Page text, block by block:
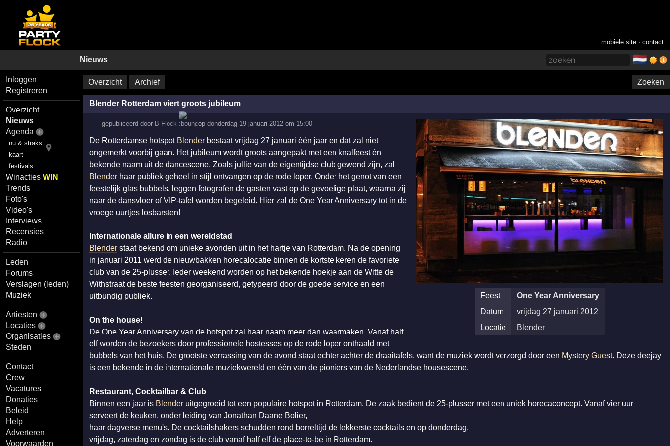
mobiele site ·contact
Nieuws 🇳🇱
Inloggen
Registreren
Overzicht
Nieuws
Agenda
nu & straks
kaart
festivals
WinactiesWIN
Trends
Foto's
Video's
Interviews
Recensies
Radio
Leden
Forums
Verslagen (leden)
Muziek
Artiesten
Locaties
Organisaties
Steden
Contact
Crew
Vacatures
Donaties
Beleid
Help
Adverteren
Voorwaarden
Overzicht Archief Zoeken
Blender Rotterdam viert groots jubileum
gepubliceerd door B-Flock , opdonderdag 19 januari 2012 om 15:00
Feest
One Year Anniversary
Datum
vrijdag 27 januari 2012
Locatie
Blender
De Rotterdamse hotspot Blenderbestaat vrijdag 27 januari één jaar en dat zal niet
ongemerkt voorbij gaan. Het jubileum wordt groots aangepakt met een knalfeest én
bekende naam uit de dancescene. Zoals jullie van de eigentijdse club gewend zijn, zal
Blenderhaar publiek geheel in stijl ontvangen op de rode loper. Onder het genot van een
feestelijk glas bubbels, leggen fotografen de gasten vast op de gevoelige plaat, waarna zij
naar de dansvloer of VIP-tafel worden begeleid. Hier zal de One Year Anniversary tot in de
vroege uurtjes losbarsten!
Internationale allure in een wereldstad
Blenderstaat bekend om unieke avonden uit in het hartje van Rotterdam. Na de opening
in januari 2011 werd de nieuwbakken horecalocatie binnen de kortste keren de favoriete
club van de 25-plusser. Ieder weekend worden op het bekende hoekje aan de Witte de
Withstraat de beste feesten georganiseerd, getypeerd door de goede service en een
uitbundig publiek.
On the house!
De One Year Anniversary van de hotspot zal haar naam meer dan waarmaken. Vanaf half
elf worden de bezoekers door professionele hostesses op de rode loper onthaald met
bubbels van het huis. De grootste verrassing van de avond staat echter achter de draaitafels, want de muziek wordt verzorgd door een Mystery Guest. Deze deejay
is een bekende in de internationale muziekwereld en één van de pioniers van de Nederlandse housescene.
Restaurant, Cocktailbar & Club
Binnen een jaar is Blenderuitgegroeid tot een populaire hotspot in Rotterdam. De zaak bedient de 25-plusser met een uniek horecaconcept. Vanaf vier uur
serveert de keuken, onder leiding van Jonathan Daane Bolier,
haar dagverse menu's. De cocktailshakers schudden rond borreltijd de lekkerste cocktails en op donderdag,
vrijdag, zaterdag en zondag is de club vanaf half elf de place-to-be in Rotterdam.